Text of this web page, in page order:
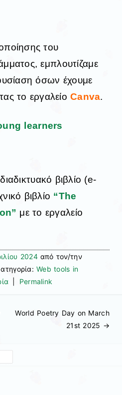
του
εμπλουτίζαμε
όσων έχουμε
το εργαλείοCanva.
learners
βιβλίο (e-
βιβλίο “The
με το εργαλείο
2024από τον/την
Web tools in
Permalink
World Poetry Day on March
21st 2025 →